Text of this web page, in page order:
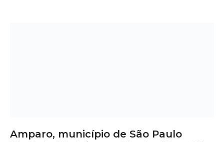
conforto térmico e valorização do imóvel. Ideal para